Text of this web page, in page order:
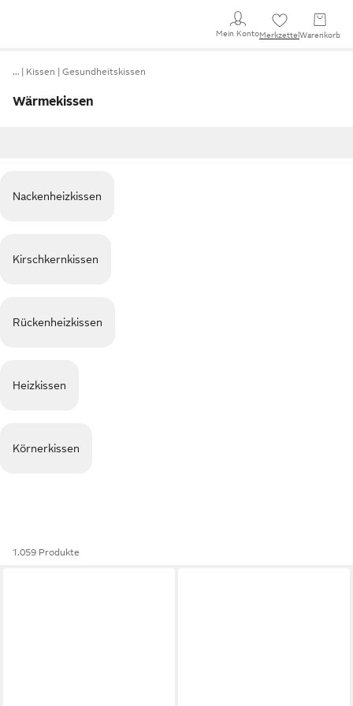
Mein KontoMerkzettel Warenkorb
… Kissen Gesundheitskissen
Wärmekissen
Nackenheizkissen
Kirschkernkissen
Rückenheizkissen
Heizkissen
Körnerkissen
1.059 Produkte